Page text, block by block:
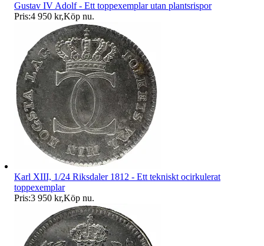
Gustav IV Adolf - Ett toppexemplar utan plantsrispor
Pris:4 950 kr,Köp nu.
Karl XIII, 1/24 Riksdaler 1812 - Ett tekniskt ocirkulerat
toppexemplar
Pris:3 950 kr,Köp nu.